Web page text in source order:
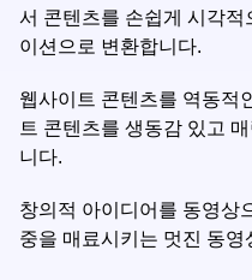
서 콘텐츠를 손쉽게 시각적
이션으로 변환합니다.
웹사이트 콘텐츠를 역동적
트 콘텐츠를 생동감 있고
니다.
창의적 아이디어를 동영상
중을 매료시키는 멋진 동영